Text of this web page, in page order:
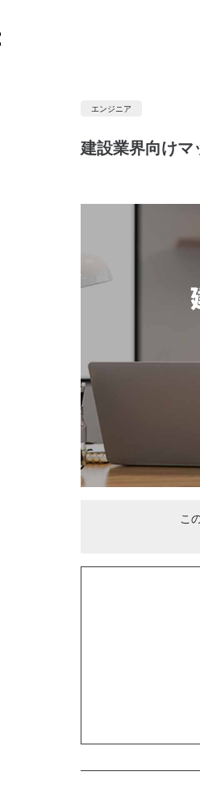
エンジニア
建設業界向け
こ